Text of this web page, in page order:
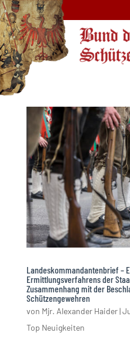
Landeskommandantenbrief –
Ermittlungsverfahrens der
Zusammenhang mit der
Schützengewehren
von Mjr. Alexander Haider|
Top Neuigkeiten